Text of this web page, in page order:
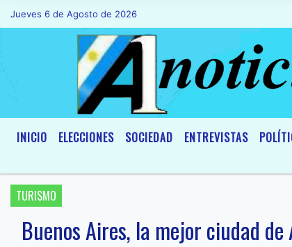
Jueves 6 de Agosto de 2026Hoy es Jueves 6 de Agosto de 2026
INICIO ELECCIONES SOCIEDAD ENTREVISTAS
TURISMO
Buenos Aires, la mejor ciudad